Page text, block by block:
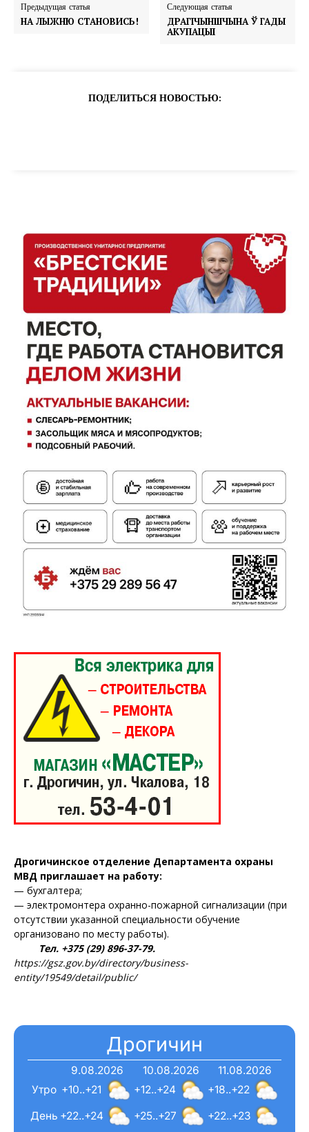
Предыдущая статья
НА ЛЫЖНЮ СТАНОВИСЬ!
Следующая статья
ДРАГІЧЫНШЧЫНА Ў ГАДЫ
АКУПАЦЫІ
ПОДЕЛИТЬСЯ НОВОСТЬЮ:
Дрогичинское отделение Департамента охраны
МВД приглашает на работу:
— бухгалтера;
— электромонтера охранно-пожарной сигнализации (при
отсутствии указанной специальности обучение
организовано по месту работы).
Тел. +375 (29) 896-37-79.
https://gsz.gov.by/directory/business-
entity/19549/detail/public/
Дрогичин
9.08.2026
+10..+21
+22..+24
10.08.2026
+12..+24
+25..+27
11.08.2026
+18..+22
+22..+23
День
Утро